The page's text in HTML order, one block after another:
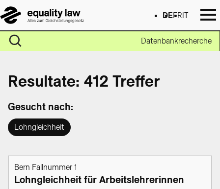
DEFR IT
Datenbankrecherche
Resultate: 412 Treffer
Gesucht nach:
Lohngleichheit
Bern Fallnummer 1
Lohngleichheit für Arbeitslehrerinnen